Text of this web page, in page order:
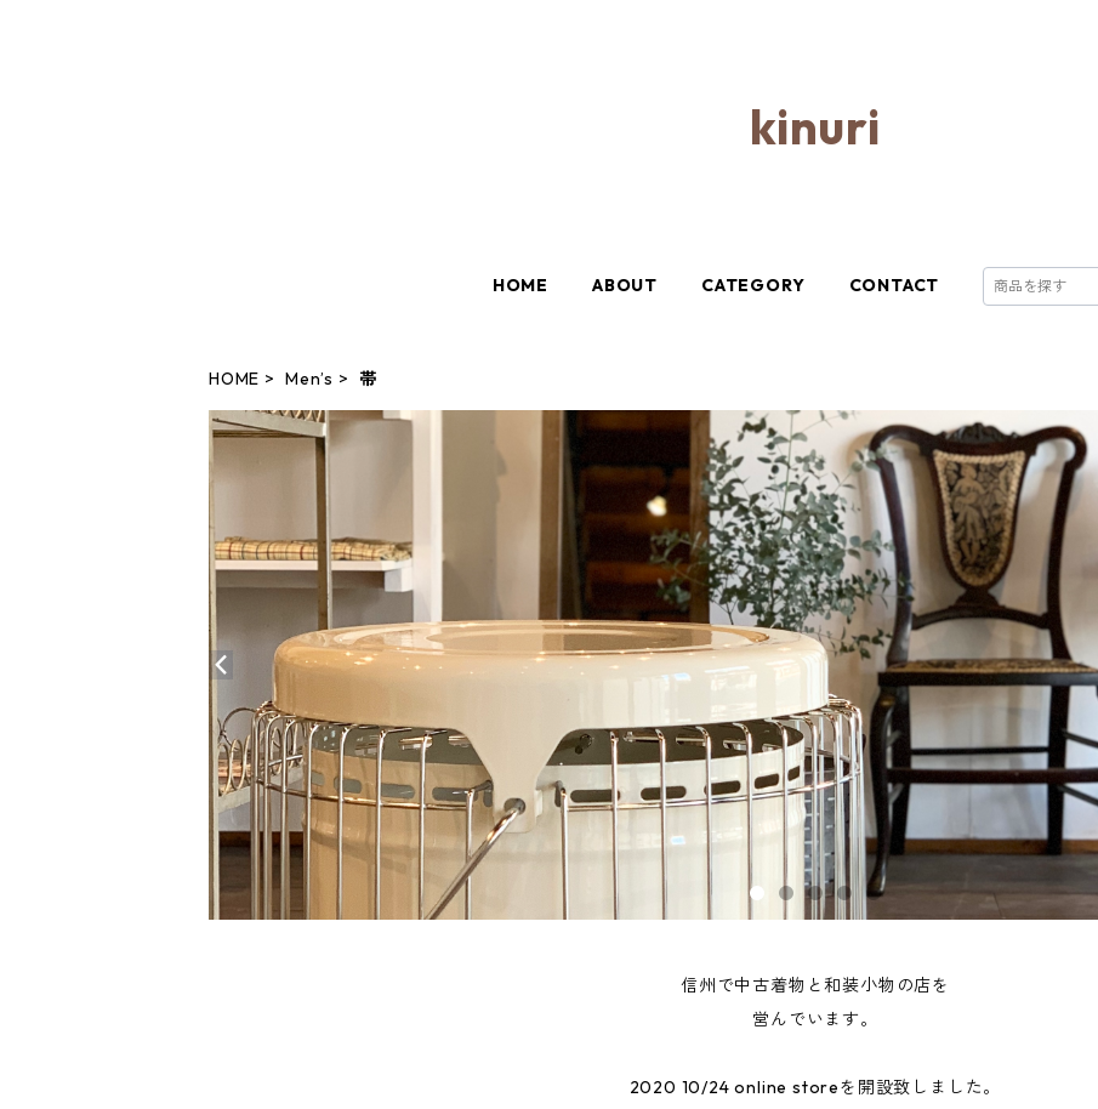
kinuri
HOME ABOUT CATEGORY CONTACT
HOME Men’s 帯
信州で中古着物と和装小物の店を
営んでいます。
2020 10/24 online storeを開設致しました。